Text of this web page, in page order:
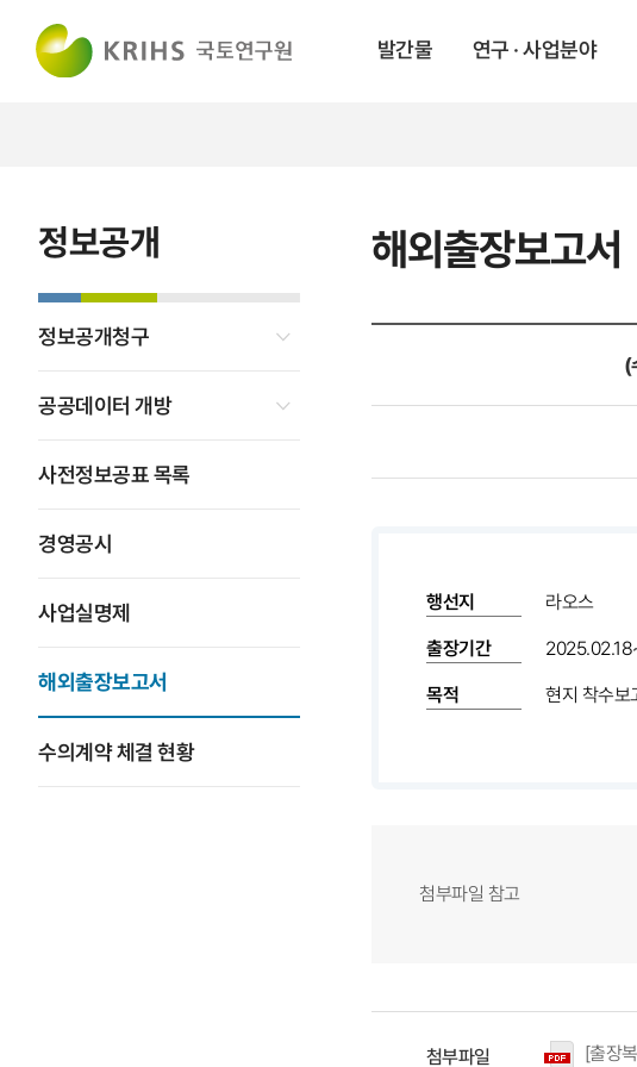
발간물 연구 · 사업분야
해외출장보고서
정보공개
정보공개청구
공공데이터 개방
사전정보공표 목록
경영공시
사업실명제
해외출장보고서
수의계약 체결 현황
(
행선지 라오스
출장기간
목적 현지 착수보
첨부파일 참고
첨부파일 [출장